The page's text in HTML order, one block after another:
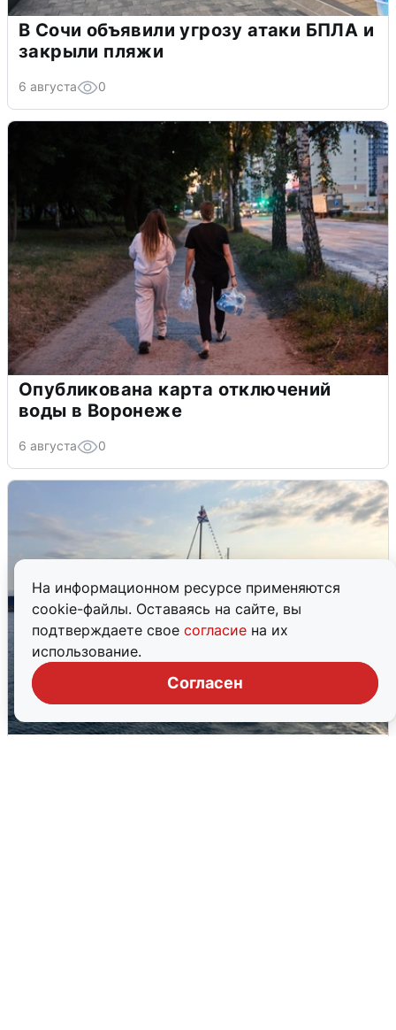
На информационном ресурсе применяются
cookie-файлы. Оставаясь на сайте, вы
подтверждаете свое согласие на их
использование.
Согласен
В Сочи объявили угрозу атаки БПЛА и
закрыли пляжи
6 августа 0
Опубликована карта отключений
воды в Воронеже
6 августа 0